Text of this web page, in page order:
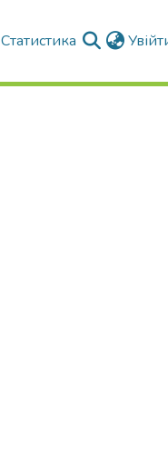
Статистика